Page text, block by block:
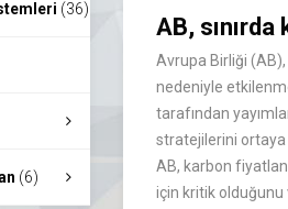
(36)
(6)
AB,
Avrupa Birliği
nedeniyle
tarafından
stratejilerini ortaya
AB, karbon
için kritik